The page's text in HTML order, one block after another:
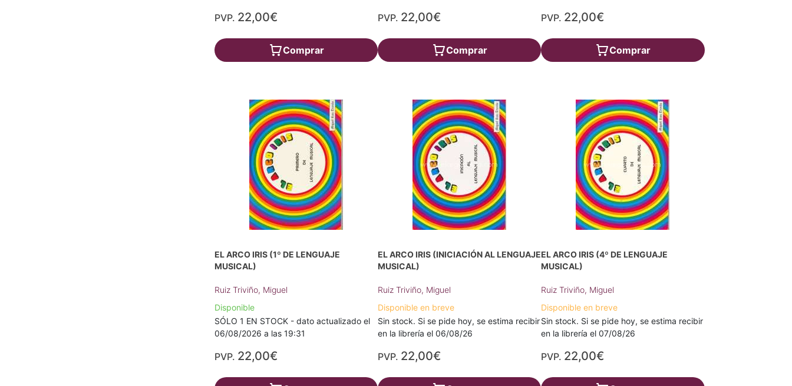
PVP. 22,00€
Comprar
PVP. 22,00€
Comprar
PVP. 22,00€
Comprar
EL ARCO IRIS (1º DE LENGUAJE
MUSICAL)
Ruiz Triviño, Miguel
Disponible
SÓLO 1 EN STOCK - dato actualizado el
06/08/2026 a las 19:31
PVP. 22,00€
EL ARCO IRIS (INICIACIÓN AL LENGUAJE
MUSICAL)
Ruiz Triviño, Miguel
Disponible en breve
Sin stock. Si se pide hoy, se estima recibir
en la librería el 06/08/26
PVP. 22,00€
EL ARCO IRIS (4º DE LENGUAJE
MUSICAL)
Ruiz Triviño, Miguel
Disponible en breve
Sin stock. Si se pide hoy, se estima recibir
en la librería el 07/08/26
PVP. 22,00€